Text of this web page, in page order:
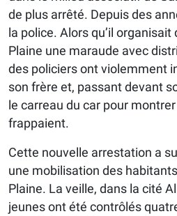
de plus arrêté. Depuis des
la police. Alors qu’il
Plaine une maraude avec
des policiers ont violemment
son frère et, passant devant
le carreau du car pour montrer
frappaient.
Cette nouvelle arrestation a
une mobilisation des
Plaine. La veille, dans la cité
jeunes ont été contrôlés